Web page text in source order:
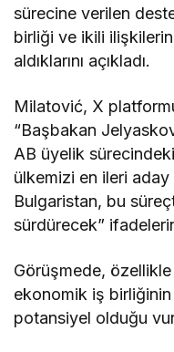
sürecine verilen
birliği ve ikili
aldıklarını açıkladı.
Milatović, X
“Başbakan
AB üyelik
ülkemizi en ileri
Bulgaristan, bu
sürdürecek”
Görüşmede, özellikle
ekonomik iş birliğinin
potansiyel olduğu